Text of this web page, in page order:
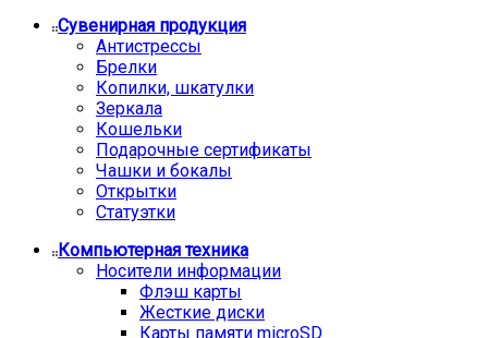
Сувенирная продукция
Антистрессы
Брелки
Копилки, шкатулки
Зеркала
Кошельки
Подарочные сертификаты
Чашки и бокалы
Открытки
Статуэтки
Компьютерная техника
Носители информации
Флэш карты
Жесткие диски
Карты памяти microSD